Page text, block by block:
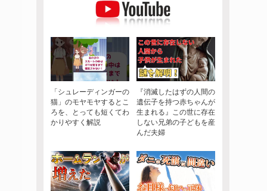
「シュレーディンガーの
猫」のモヤモヤするとこ
ろを、とっても短くてわ
かりやすく解説
『消滅したはずの人間の
遺伝子を持つ赤ちゃんが
生まれる』この世に存在
しない兄弟の子どもを産
んだ夫婦